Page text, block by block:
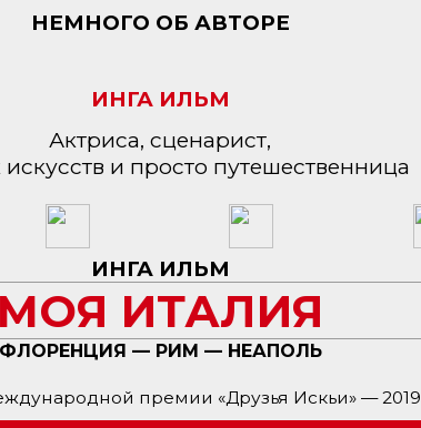
НЕМНОГО ОБ АВТОРЕ
ИНГА ИЛЬМ
Актриса, сценарист,
искусств и просто путешественница
ИНГА ИЛЬМ
МОЯ ИТАЛИЯ
ФЛОРЕНЦИЯ — РИМ — НЕАПОЛЬ
премии «Друзья Искьи» — 2019